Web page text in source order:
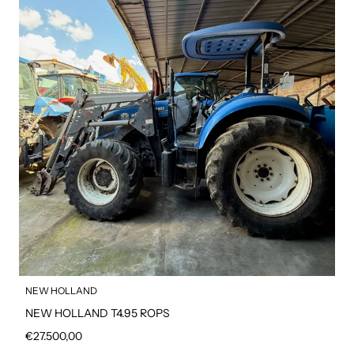
NEW HOLLAND
NEW HOLLAND T4.95 ROPS
Prezzo regolare
€27.500,00